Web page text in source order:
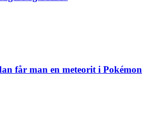
får man en meteorit i Pokémon